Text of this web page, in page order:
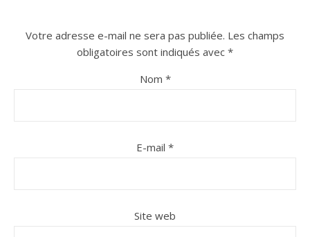
Votre adresse e-mail ne sera pas publiée. Les champs
obligatoires sont indiqués avec *
Nom *
E-mail *
Site web